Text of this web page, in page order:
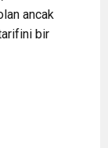
ancak
bir